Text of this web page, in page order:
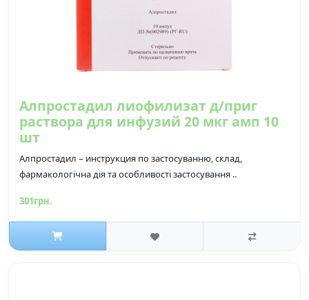
Алпростадил лиофилизат д/приг
раствора для инфузий 20 мкг амп 10
шт
Алпростадил – инструкция по застосуванню, склад,
фармакологічна дія та особливості застосування ..
301грн.